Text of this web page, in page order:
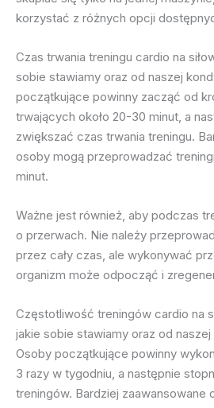
korzystać z różnych opcji
Czas trwania treningu cardio na
sobie stawiamy oraz od naszej
początkujące powinny zacząć od
trwających około 20-30 minut, a
zwiększać czas trwania treningu.
osoby mogą przeprowadzać
minut.
Ważne jest również, aby podczas
o przerwach. Nie należy
przez cały czas, ale wykonywać
organizm może odpocząć i
Częstotliwość treningów cardio na
jakie sobie stawiamy oraz od
Osoby początkujące powinny
3 razy w tygodniu, a następnie
treningów. Bardziej zaawansowane